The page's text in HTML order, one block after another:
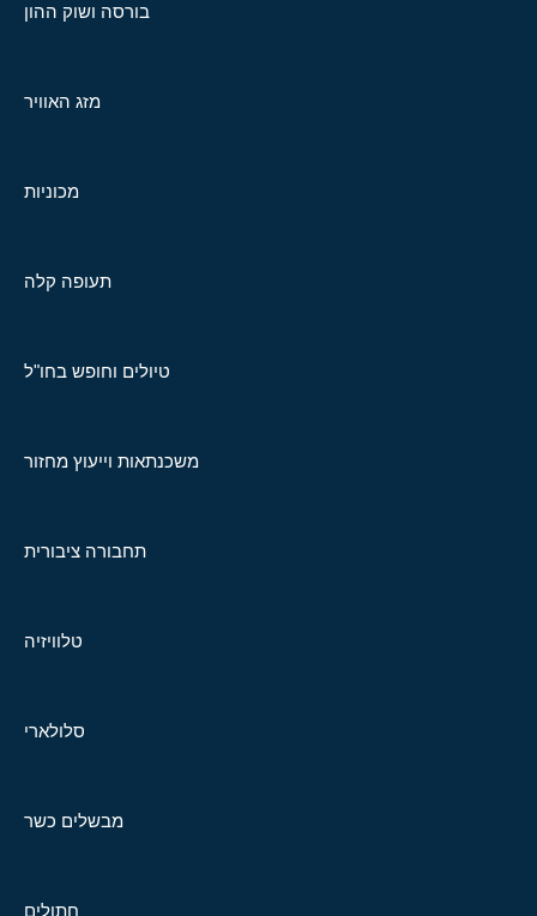
בורסה ושוק ההון
מזג האוויר
מכוניות
תעופה קלה
טיולים וחופש בחו"ל
משכנתאות וייעוץ מחזור
תחבורה ציבורית
טלוויזיה
סלולארי
מבשלים כשר
חתולים